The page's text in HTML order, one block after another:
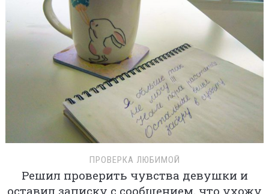
ПРОВЕРКА ЛЮБИМОЙ
Решил проверить чувства девушки и
оставил записку с сообщением, что ухожу